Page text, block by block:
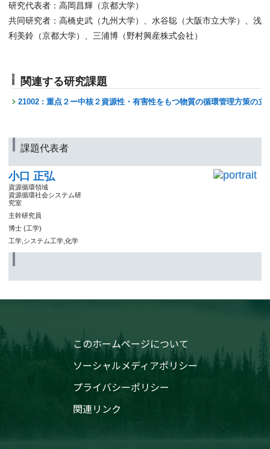
研究代表者：高岡昌輝（京都大学）
共同研究者：高橋史武（九州大学）、水谷聡（大阪市立大学）、浅
利美鈴（京都大学）、三浦博（野村興産株式会社）
関連する研究課題
21002 : 重点２ー中核２資源性・有害性をもつ物質の循環管理方策の立
課題代表者
小口 正弘
資源循環領域
資源循環社会システム研
究室
主幹研究員
博士 (工学)
工学,システム工学,化学
このホームページについて
ソーシャルメディアポリシー
プライバシーポリシー
関連リンク